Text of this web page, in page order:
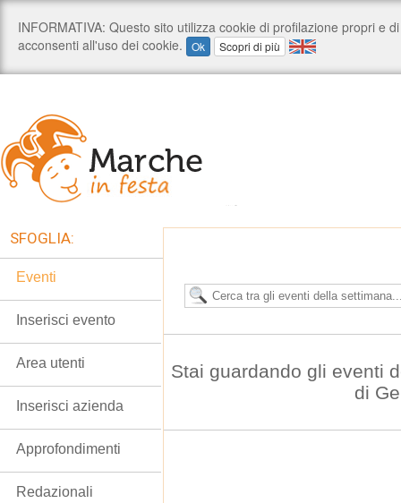
Stai guardando gli eventi
di
SFOGLIA:
Eventi
Inserisci evento
Area utenti
Inserisci azienda
Approfondimenti
Redazionali